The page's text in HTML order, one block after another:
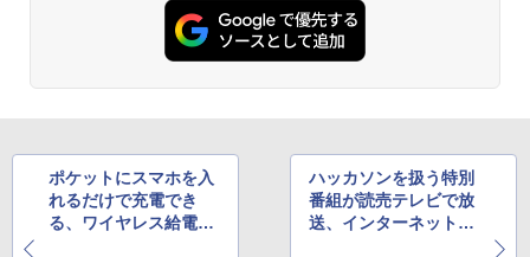
ポケットにスマホを入
れるだけで充電でき
る、ワイヤレス給電対
ハッカソンを扱う特別
番組が読売テレビで放
送、インターネット配